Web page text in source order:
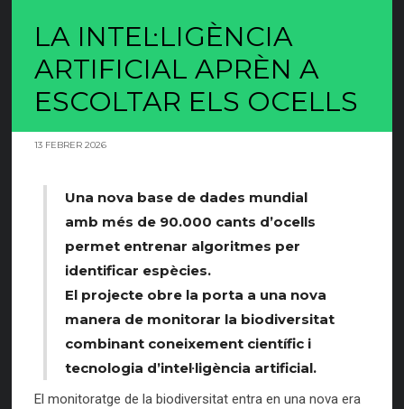
LA INTEL·LIGÈNCIA
ARTIFICIAL APRÈN A
ESCOLTAR ELS OCELLS
13 FEBRER 2026
Una nova base de dades mundial
amb més de 90.000 cants d’ocells
permet entrenar algoritmes per
identificar espècies.
El projecte obre la porta a una nova
manera de monitorar la biodiversitat
combinant coneixement científic i
tecnologia d’intel·ligència artificial.
El monitoratge de la biodiversitat entra en una nova era